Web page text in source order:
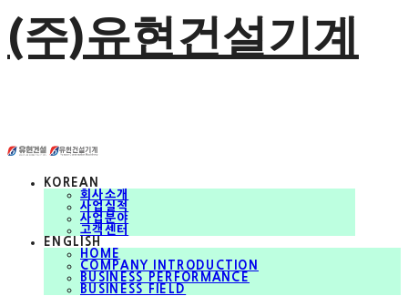
(주)유현건설기계
KOREAN
회사소개
사업실적
사업분야
고객센터
ENGLISH
HOME
COMPANY INTRODUCTION
BUSINESS PERFORMANCE
BUSINESS FIELD